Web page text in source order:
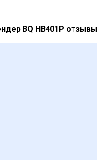
BQ HB401P отзывы